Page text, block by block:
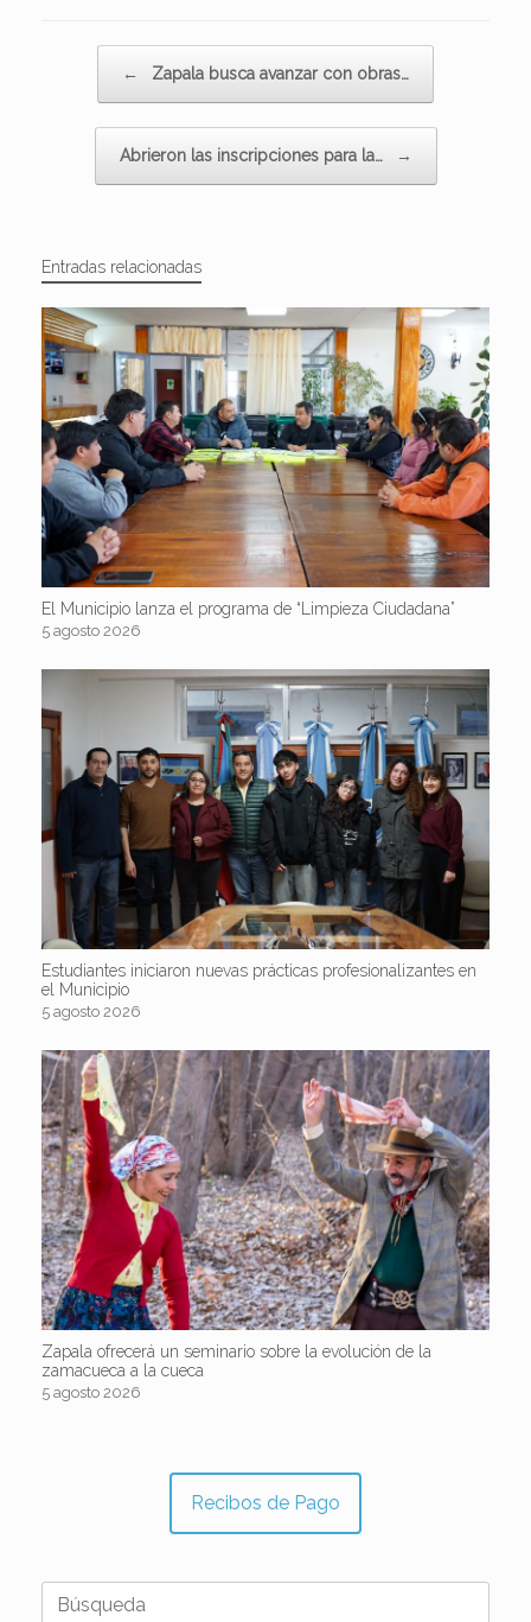
← Zapala busca avanzar con obras…
Abrieron las inscripciones para la… →
Entradas relacionadas
El Municipio lanza el programa de “Limpieza Ciudadana”
5 agosto 2026
Estudiantes iniciaron nuevas prácticas profesionalizantes en
el Municipio
5 agosto 2026
Zapala ofrecerá un seminario sobre la evolución de la
zamacueca a la cueca
5 agosto 2026
Recibos de Pago
Buscar: